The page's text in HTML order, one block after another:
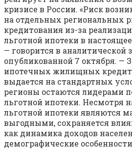
кризисе в России. «Риск
на отдельных региональных
кредитования из-за
льготной ипотеки в
— говорится в аналитической
опубликованной 7 октября. —
ипотечных жилищных
выдается на стандартных
регионы остаются лидерами
льготной ипотеки. Несмотря
льготной ипотеки являются
выгодными, сохраняется
как динамика доходов
демографические